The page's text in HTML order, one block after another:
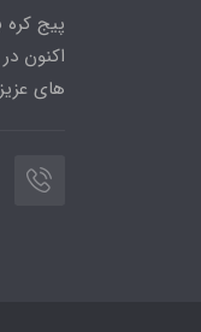
های